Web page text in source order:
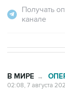
Получать
канале
В МИРЕ →
02:08, 7 августа